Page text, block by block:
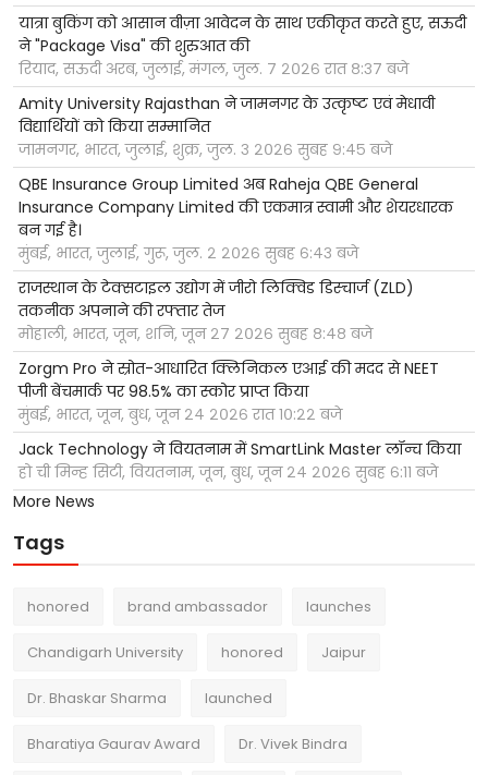
यात्रा बुकिंग को आसान वीज़ा आवेदन के साथ एकीकृत करते हुए, सऊदी
ने "Package Visa" की शुरुआत की
रियाद, सऊदी अरब, जुलाई, मंगल, जुल. ७ २०२६ रात ८:३७ बजे
Amity University Rajasthan ने जामनगर के उत्कृष्ट एवं मेधावी
विद्यार्थियों को किया सम्मानित
जामनगर, भारत, जुलाई, शुक्र, जुल. ३ २०२६ सुबह ९:४५ बजे
QBE Insurance Group Limited अब Raheja QBE General
Insurance Company Limited की एकमात्र स्वामी और शेयरधारक
बन गई है।
मुंबई, भारत, जुलाई, गुरू, जुल. २ २०२६ सुबह ६:४३ बजे
राजस्थान के टेक्सटाइल उद्योग में जीरो लिक्विड डिस्चार्ज (ZLD)
तकनीक अपनाने की रफ्तार तेज
मोहाली, भारत, जून, शनि, जून २७ २०२६ सुबह ८:४८ बजे
Zorgm Pro ने स्रोत-आधारित क्लिनिकल एआई की मदद से NEET
पीजी बेंचमार्क पर 98.5% का स्कोर प्राप्त किया
मुंबई, भारत, जून, बुध, जून २४ २०२६ रात १०:२२ बजे
Jack Technology ने वियतनाम में SmartLink Master लॉन्च किया
हो ची मिन्ह सिटी, वियतनाम, जून, बुध, जून २४ २०२६ सुबह ६:११ बजे
More News
Tags
honored brand ambassador launches
Chandigarh University honored Jaipur
Dr. Bhaskar Sharma launched
Bharatiya Gaurav Award Dr. Vivek Bindra